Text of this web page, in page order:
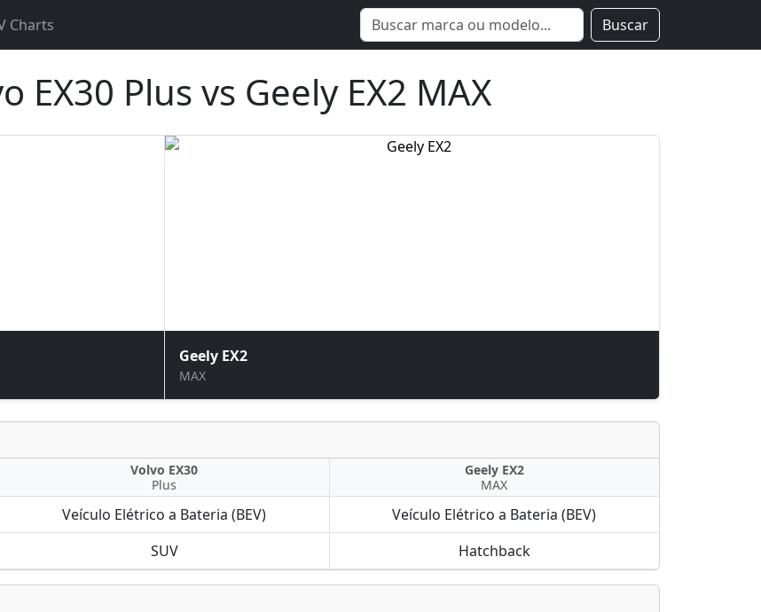
Charts Buscar
Plus vs Geely EX2 MAX
Geely EX2
MAX
Volvo EX30
Plus
Geely EX2
MAX
Veículo Elétrico a Bateria (BEV) Veículo Elétrico a Bateria (BEV)
SUV Hatchback